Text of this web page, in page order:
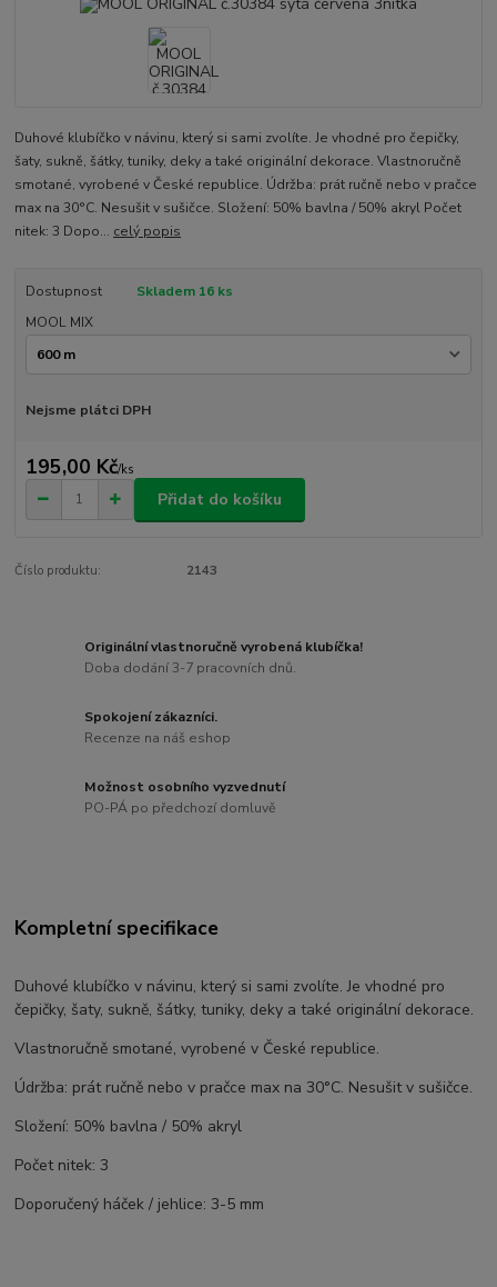
Duhové klubíčko v návinu, který si sami zvolíte. Je vhodné pro čepičky,
šaty, sukně, šátky, tuniky, deky a také originální dekorace. Vlastnoručně
smotané, vyrobené v České republice. Údržba: prát ručně nebo v pračce
max na 30°C. Nesušit v sušičce. Složení: 50% bavlna / 50% akryl Počet
nitek: 3 Dopo... celý popis
Dostupnost
Skladem 16 ks
MOOL MIX
Nejsme plátci DPH
195,00 Kč/ks
Přidat do košíku
Číslo produktu: 2143
Originální vlastnoručně vyrobená klubíčka!
Doba dodání 3-7 pracovních dnů.
Spokojení zákazníci.
Recenze na náš eshop
Možnost osobního vyzvednutí
PO-PÁ po předchozí domluvě
Kompletní specifikace
Duhové klubíčko v návinu, který si sami zvolíte. Je vhodné pro
čepičky, šaty, sukně, šátky, tuniky, deky a také originální dekorace.
Vlastnoručně smotané, vyrobené v České republice.
Údržba: prát ručně nebo v pračce max na 30°C. Nesušit v sušičce.
Složení: 50% bavlna / 50% akryl
Počet nitek: 3
Doporučený háček / jehlice: 3-5 mm